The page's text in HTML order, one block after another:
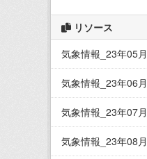
リソース
気象情報_23年05
気象情報_23年06
気象情報_23年07
気象情報_23年08